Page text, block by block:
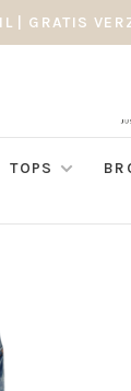
| GRATIS
TOPS